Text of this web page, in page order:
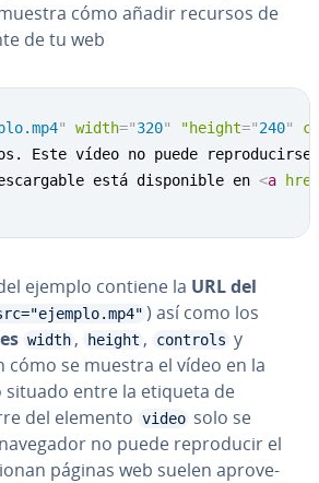
cómo añadir recursos de
de tu web
" width="320" "height="240"
Este vídeo no puede
está disponible en
<a
href
ejemplo contiene la URL del
) así como los
width , height , controls y
cómo se muestra el vídeo en la
situado entre la etiqueta de
del elemento video solo se
no puede re­pro­du­cir el
páginas web suelen apro­ve­